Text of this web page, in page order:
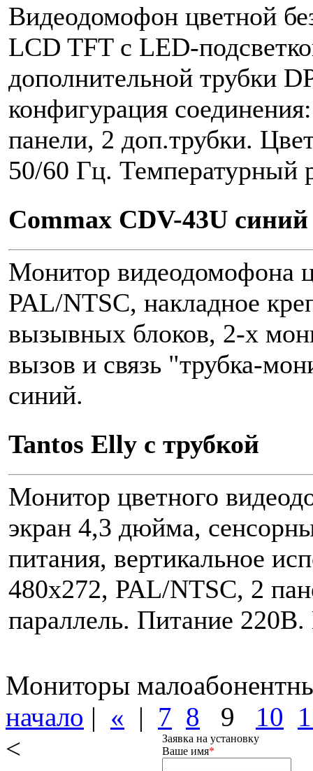
Видеодомофон цветной
LCD TFT с LED-
дополнительной трубки
конфигурация
панели, 2 доп.трубки.
50/60 Гц. Температурный
Commax CDV-43U синий
Монитор видеодомофона
PAL/NTSC, накладное
вызывных блоков, 2-x
вызов и связь "трубка-
синий.
Tantos Elly с трубкой
Монитор цветного
экран 4,3 дюйма,
питания, вертикальное
480x272, PAL/NTSC, 2
параллель. Питание
Мониторы
начало | « | 7 8 9 10
Заявка на установку
Ваше имя*
<